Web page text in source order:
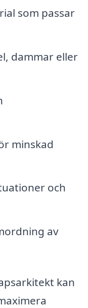
som passar
dammar eller
minskad
och
av
kan